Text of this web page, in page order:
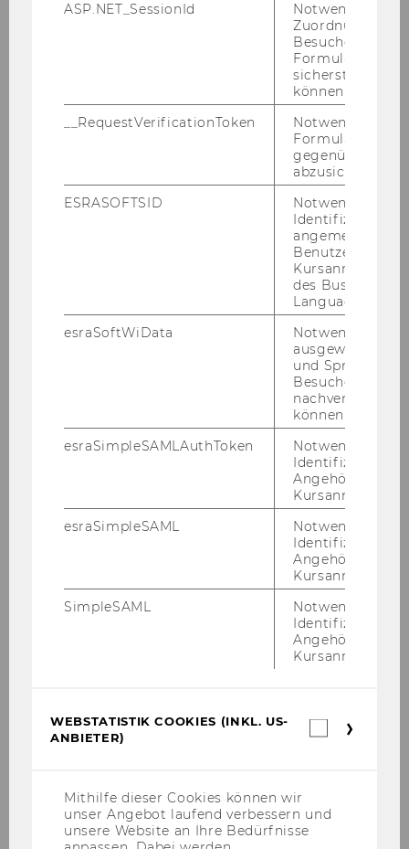
Podiumsdiskussion "Die Praxis der
Steuerberatung - ein Berufsbild in
Seminar "Aktuelle Entwicklungen des
Europäischen Steuerrechts 20.11.2006"
Tax Talk mit MR Dr. Rainer, November 2006
Verleihung des "Talenta 2006"-Awards an
Prof. Lang als Gastprofessor an der Peking
Prof. Lang zum Symposion von Prof.
Semesteropening Wintersemester 2006/07
Conference EU Law and 3rd States
Vortrag für chinesische Finanzdelegation
Gastvorlesung Prof. Kardach, 30.
September 2006
SFB-Tagung am 25. September 2006
Institutsexkursion nach Zürich, 29. Juni bis
Institutsexkursion nach Zürich, 29. Juni bis
2. Juli 2006 II
ASP.NET_SessionId
Notwendig, um
Zuordnung von
Besucher zu
sicherstellen zu
können.
__RequestVerificationToken
Notwendig, um
gegenüber
abzusichern.
ESRASOFTSID
Notwendig zur
Identifizierung
angemeldeten
Benutzers im
des Business
Language
esraSoftWiData
Notwendig um
ausgewählte
und
Besuchers
nachverfolgen
können.
esraSimpleSAMLAuthToken
Notwendig zur
Identifizierung
Angehörige/r für
Kursanmeldung.
esraSimpleSAML
Notwendig zur
Identifizierung
Angehörige/r für
Kursanmeldung.
SimpleSAML
Notwendig zur
Identifizierung
Angehörige/r für
Kursanmeldung.
WEBSTATISTIK COOKIES (INKL. US-
ANBIETER)
Mithilfe dieser Cookies können wir
unser Angebot laufend verbessern und
unsere Website an Ihre Bedürfnisse